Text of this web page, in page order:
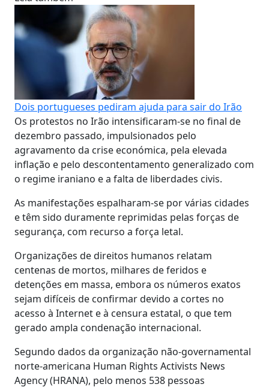
Dois portugueses pediram ajuda para sair do Irão
Os protestos no Irão intensificaram-se no final de
dezembro passado, impulsionados pelo
agravamento da crise económica, pela elevada
inflação e pelo descontentamento generalizado com
o regime iraniano e a falta de liberdades civis.
As manifestações espalharam-se por várias cidades
e têm sido duramente reprimidas pelas forças de
segurança, com recurso a força letal.
Organizações de direitos humanos relatam
centenas de mortos, milhares de feridos e
detenções em massa, embora os números exatos
sejam difíceis de confirmar devido a cortes no
acesso à Internet e à censura estatal, o que tem
gerado ampla condenação internacional.
Segundo dados da organização não-governamental
norte-americana Human Rights Activists News
Agency (HRANA), pelo menos 538 pessoas